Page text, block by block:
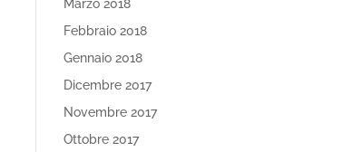
Marzo 2018
Febbraio 2018
Gennaio 2018
Dicembre 2017
Novembre 2017
Ottobre 2017